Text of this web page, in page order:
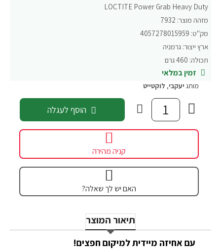
LOCTITE Power Grab Heavy Duty
מזהה מוצר: 7932
מק"ט: 4057278015959
ארץ ייצור: גרמניה
תכולה: 460 גרם
זמין במלאי
מותג יעקבי, לוקטייט
הוסף לעגלה
קניה מהירה
האם יש לך שאלה?
תיאור המוצר
עם אחיזה מיידית למיקום חפצים!